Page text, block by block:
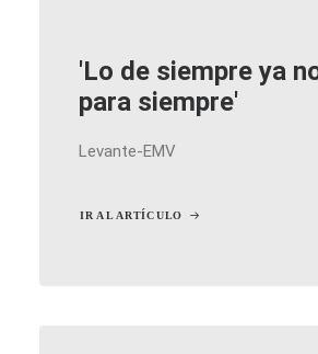
'Lo de siempre ya
para siempre'
Levante-EMV
IR AL ARTÍCULO